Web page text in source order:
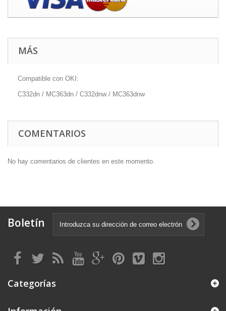
MÁS
Compatible con OKI:
C332dn / MC363dn / C332dnw / MC363dnw
COMENTARIOS
No hay comentarios de clientes en este momento.
Boletín
Categorías